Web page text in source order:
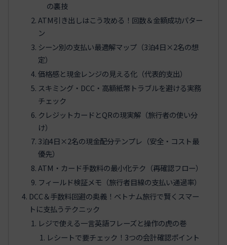
の裏技
ATM引き出しはこう攻める！回数＆金額成功パター
ン
シーン別の支払い最適解マップ（3泊4日×2名の想
定）
価格感と現金レンジの見える化（代表的支出）
スキミング・DCC・高額紙幣トラブルを避ける実務
チェック
クレジットカードとQRの現実解（旅行者の使い分
け）
3泊4日×2名の現金配分テンプレ（安全・コスト最
優先）
ATM・カード手数料の最小化テク（再確認フロー）
フィールド検証メモ（旅行者目線の支払い通過率）
DCC＆手数料回避の奥義！ベトナム旅行で賢くスマー
トに支払うテクニック
レジで使える一言英語フレーズと操作の虎の巻
レシートで要チェック！3つの会計確認ポイント